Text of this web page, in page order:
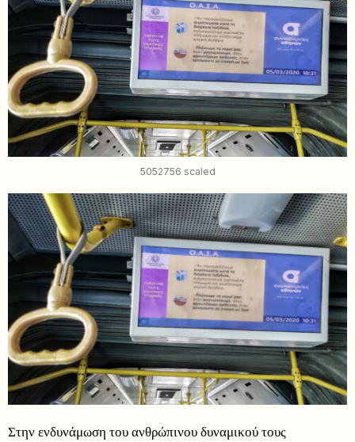
5052756 scaled
Στην ενδυνάμωση του ανθρώπινου δυναμικού τους